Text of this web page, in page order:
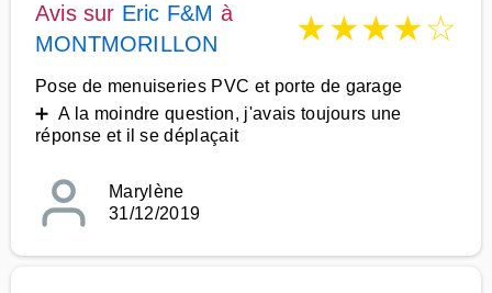
Avis sur Eric F&M à
MONTMORILLON
★★★★☆
Pose de menuiseries PVC et porte de garage
➕ A la moindre question, j'avais toujours une
réponse et il se déplaçait
Marylène
31/12/2019